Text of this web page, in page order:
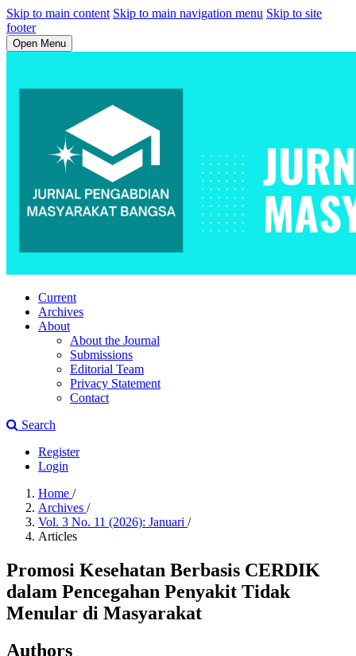
Skip to main content Skip to main navigation menu Skip to site
footer
Open Menu
Current
Archives
About
About the Journal
Submissions
Editorial Team
Privacy Statement
Contact
Search
Register
Login
Home /
Archives /
Vol. 3 No. 11 (2026): Januari /
Articles
Promosi Kesehatan Berbasis CERDIK
dalam Pencegahan Penyakit Tidak
Menular di Masyarakat
Authors